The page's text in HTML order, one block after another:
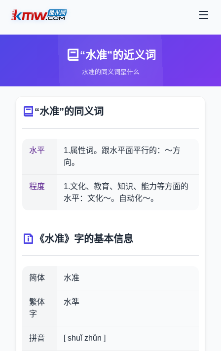
“水准”的近义词
水准的同义词是什么
“水准”的同义词
水平
1.属性词。跟水平面平行的：～方
向。
程度
1.文化、教育、知识、能力等方面的
水平：文化～。自动化～。
《水准》字的基本信息
简体 水准
繁体
字
水準
拼音 [ shuǐ zhǔn ]